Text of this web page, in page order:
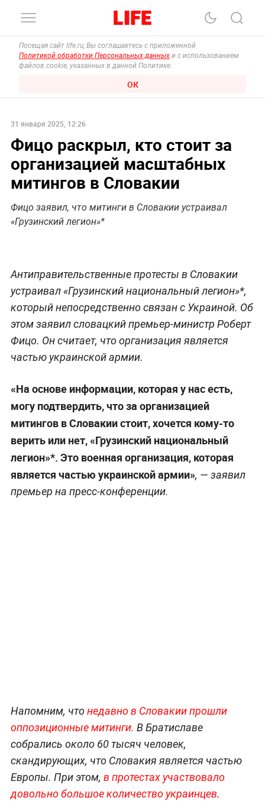
Посещая сайт life.ru, Вы соглашаетесь с приложенной
Политикой обработки Персональных данных и с использованием
файлов cookie, указанных в данной Политике.
ОК
31 января 2025, 12:26
Фицо раскрыл, кто стоит за
организацией масштабных
митингов в Словакии
Фицо заявил, что митинги в Словакии устраивал
«Грузинский легион»*
Антиправительственные протесты в Словакии
устраивал «Грузинский национальный легион»*,
который непосредственно связан с Украиной. Об
этом заявил словацкий премьер-министр Роберт
Фицо. Он считает, что организация является
частью украинской армии.
«На основе информации, которая у нас есть,
могу подтвердить, что за организацией
митингов в Словакии стоит, хочется кому-то
верить или нет, «Грузинский национальный
легион»*. Это военная организация, которая
является частью украинской армии», — заявил
премьер на пресс-конференции.
Напомним, чтонедавно в Словакии прошли
оппозиционные митинги. В Братиславе
собрались около 60 тысяч человек,
скандирующих, что Словакия является частью
Европы. При этом, в протестах участвовало
довольно большое количество украинцев.